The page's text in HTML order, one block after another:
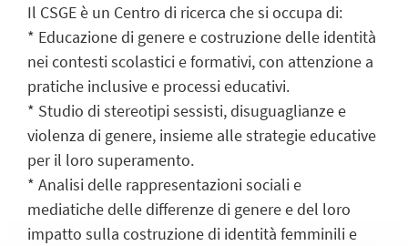
Il CSGE è un Centro di ricerca che si occupa di:
* Educazione di genere e costruzione delle identità
nei contesti scolastici e formativi, con attenzione a
pratiche inclusive e processi educativi.
* Studio di stereotipi sessisti, disuguaglianze e
violenza di genere, insieme alle strategie educative
per il loro superamento.
* Analisi delle rappresentazioni sociali e
mediatiche delle differenze di genere e del loro
impatto sulla costruzione di identità femminili e